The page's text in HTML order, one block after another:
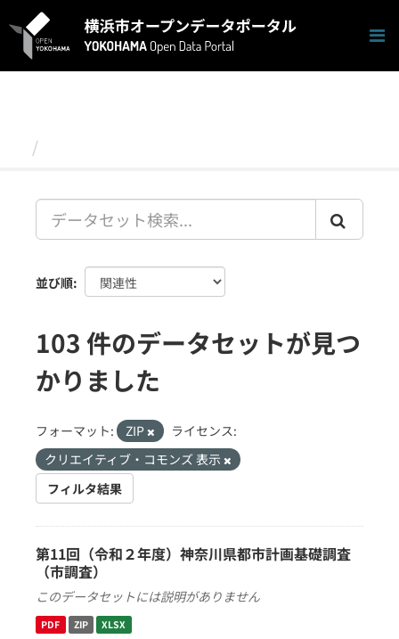
キ
並び順
103 件のデータセットが見つ
かりました
フォーマット: ZIP
ライセンス:
クリエイティブ・コモンズ 表示
フィルタ結果
第11回（令和２年度）神奈川県都市計画基礎調査
（市調査）
このデータセットには説明がありません
PDF ZIP XLSX